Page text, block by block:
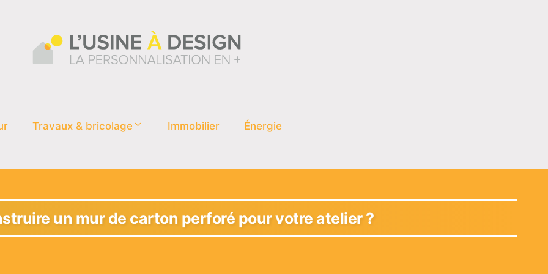
Travaux & bricolage Immobilier Énergie
un mur de carton perforé pour votre atelier ?